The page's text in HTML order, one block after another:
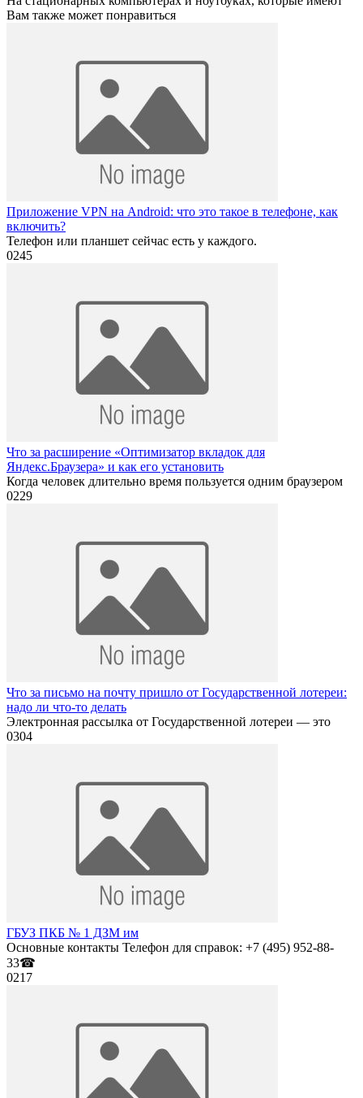
Вам также может понравиться
Приложение VPN на Android: что это такое в телефоне, как
включить?
Телефон или планшет сейчас есть у каждого.
0245
Что за расширение «Оптимизатор вкладок для
Яндекс.Браузера» и как его установить
Когда человек длительно время пользуется одним браузером
0229
Что за письмо на почту пришло от Государственной лотереи:
надо ли что-то делать
Электронная рассылка от Государственной лотереи — это
0304
ГБУЗ ПКБ № 1 ДЗМ им
Основные контакты Телефон для справок: +7 (495) 952-88-
33☎
0217